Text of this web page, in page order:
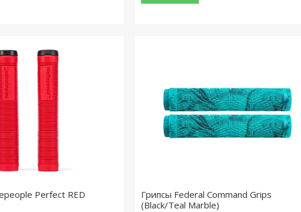
Perfect RED
Грипсы Federal Command Grips
(Black/Teal Marble)